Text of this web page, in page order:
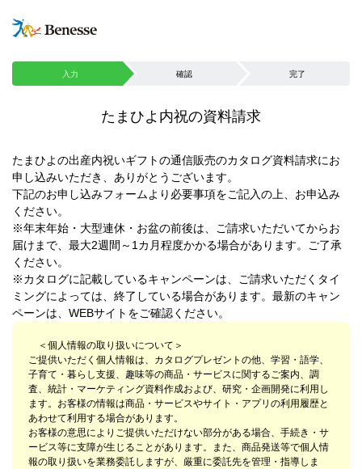
入力 確認 完了
たまひよ内祝の資料請求
たまひよの出産内祝いギフトの通信販売のカタログ資料請求にお
申し込みいただき、ありがとうございます。
下記のお申し込みフォームより必要事項をご記入の上、お申込み
ください。
※年末年始・大型連休・お盆の前後は、ご請求いただいてからお
届けまで、最大2週間～1カ月程度かかる場合があります。ご了承
ください。
※カタログに記載しているキャンペーンは、ご請求いただくタイ
ミングによっては、終了している場合があります。最新のキャン
ペーンは、WEBサイトをご確認ください。
＜個人情報の取り扱いについて＞
ご提供いただく個人情報は、カタログプレゼントの他、学習・語学、
子育て・暮らし支援、趣味等の商品・サービスに関するご案内、調
査、統計・マーケティング資料作成および、研究・企画開発に利用し
ます。お客様の情報は商品・サービスやサイト・アプリの利用履歴と
あわせて利用する場合があります。
お客様の意思によりご提供いただけない部分がある場合、手続き・サ
ービス等に支障が生じることがあります。また、商品発送等で個人情
報の取り扱いを業務委託しますが、厳重に委託先を管理・指導しま